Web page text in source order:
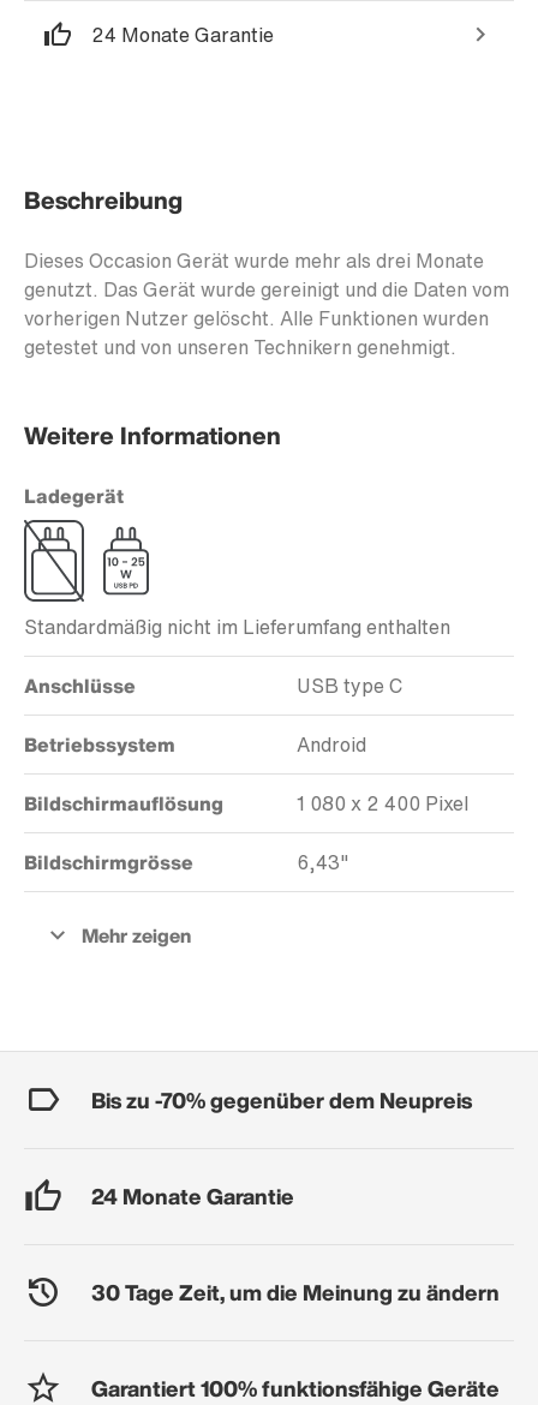
24 Monate Garantie
Beschreibung
Dieses Occasion Gerät wurde mehr als drei Monate
genutzt. Das Gerät wurde gereinigt und die Daten vom
vorherigen Nutzer gelöscht. Alle Funktionen wurden
getestet und von unseren Technikern genehmigt.
Weitere Informationen
Ladegerät
Standardmäßig nicht im Lieferumfang enthalten
Anschlüsse USB type C
Betriebssystem Android
Bildschirmauflösung 1 080 x 2 400 Pixel
Bildschirmgrösse 6,43"
Bis zu -70% gegenüber dem Neupreis
24 Monate Garantie
30 Tage Zeit, um die Meinung zu ändern
Garantiert 100% funktionsfähige Geräte